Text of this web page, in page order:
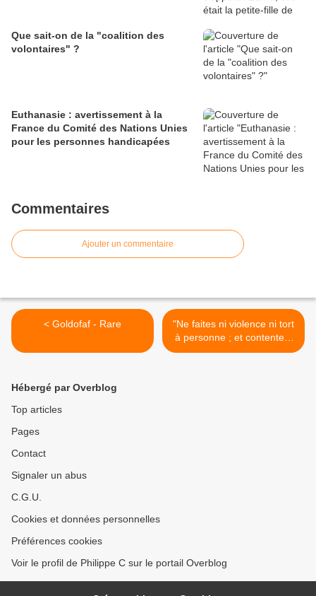
Que sait-on de la "coalition des
volontaires" ?
Euthanasie : avertissement à la
France du Comité des Nations Unies
pour les personnes handicapées
Commentaires
Ajouter un commentaire
< Goldofaf - Rare
"Ne faites ni violence ni tort
à personne ; et contentez-
vous de votre solde" >
Hébergé par Overblog
Top articles
Pages
Contact
Signaler un abus
C.G.U.
Cookies et données personnelles
Préférences cookies
Voir le profil de Philippe C sur le portail Overblog